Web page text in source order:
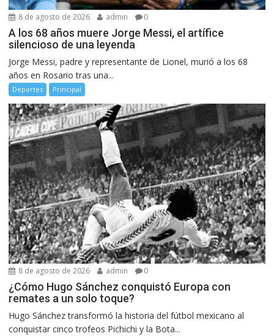
8 de agosto de 2026 admin 0
A los 68 años muere Jorge Messi, el artífice
silencioso de una leyenda
Jorge Messi, padre y representante de Lionel, murió a los 68
años en Rosario tras una...
Deportes Principal
8 de agosto de 2026 admin 0
¿Cómo Hugo Sánchez conquistó Europa con
remates a un solo toque?
Hugo Sánchez transformó la historia del fútbol mexicano al
conquistar cinco trofeos Pichichi y la Bota...